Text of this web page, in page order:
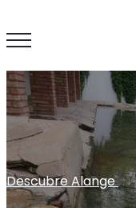
Descubre Alange: :